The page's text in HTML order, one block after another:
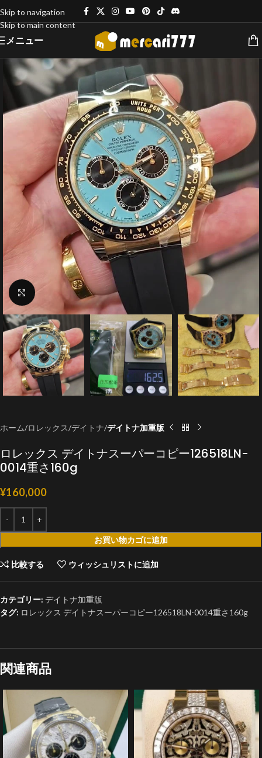
Skip to navigation
Skip to main content
メニュー
クリックで拡大
ホーム ロレックス デイトナ デイトナ加重版
ロレックス デイトナスーパーコピー126518LN-
0014重さ160g
¥160,000
お買い物カゴに追加
比較する ウィッシュリストに追加
カテゴリー: デイトナ加重版
タグ: ロレックス デイトナスーパーコピー126518LN-0014重さ160g
関連商品